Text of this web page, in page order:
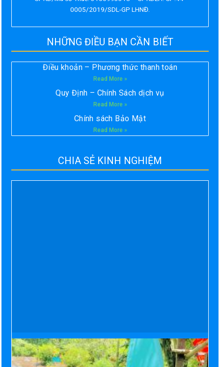
0005/2019/SDL-GP LHNĐ.
NHỮNG ĐIỀU BẠN CẦN BIẾT
Điều khoản – Phương thức thanh toán
Read More »
Quy Định – Chính Sách dịch vụ
Read More »
Chính sách Bảo Mật
Read More »
CHIA SẺ KINH NGHIỆM